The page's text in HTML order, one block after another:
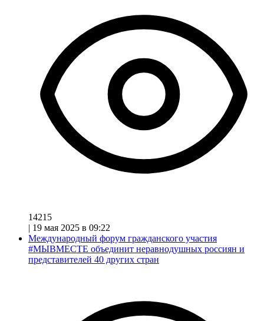
14215
| 19 мая 2025 в 09:22
Международный форум гражданского участия
#МЫВМЕСТЕ объединит неравнодушных россиян и
представителей 40 других стран